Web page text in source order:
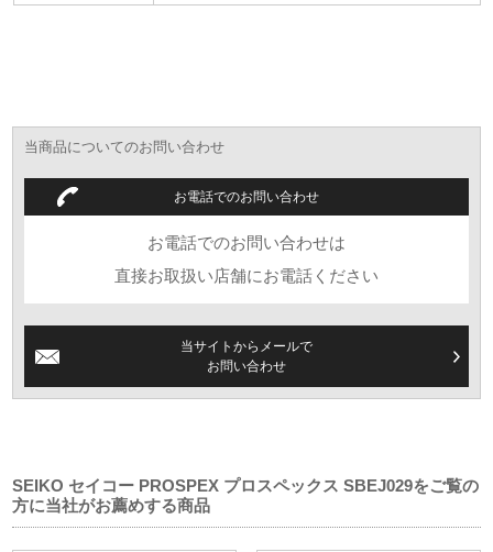
当商品についてのお問い合わせ
お電話でのお問い合わせ
お電話でのお問い合わせは
直接お取扱い店舗にお電話ください
当サイトからメールで
お問い合わせ
SEIKO セイコー PROSPEX プロスペックス SBEJ029をご覧の
方に当社がお薦めする商品